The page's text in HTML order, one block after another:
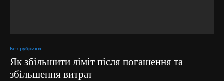
Без рубрики
Як збільшити ліміт після погашення та
збільшення витрат